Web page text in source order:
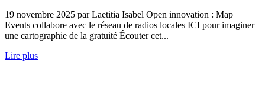
19 novembre 2025 par Laetitia Isabel Open innovation : Map
Events collabore avec le réseau de radios locales ICI pour imaginer
une cartographie de la gratuité Écouter cet...
Lire plus